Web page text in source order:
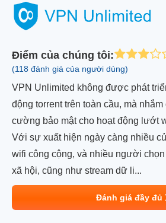
Điểm của chúng tôi:
(118 đánh giá của người dùng)
VPN Unlimited không được phát
động torrent trên toàn cầu, mà
cường bảo mật cho hoạt động lướt
Với sự xuất hiện ngày càng nhiều
wifi công cộng, và nhiều người
xã hội, cũng như stream dữ li...
Đánh giá đầy đủ